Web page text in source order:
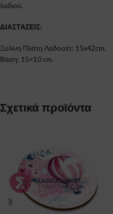
λαδιού.
ΔΙΑΣΤΑΣΕΙΣ:
Ξύλινη Πλάτη Λαδοσέτ: 15x42cm.
Βάση: 15×10 cm.
Σχετικά προϊόντα